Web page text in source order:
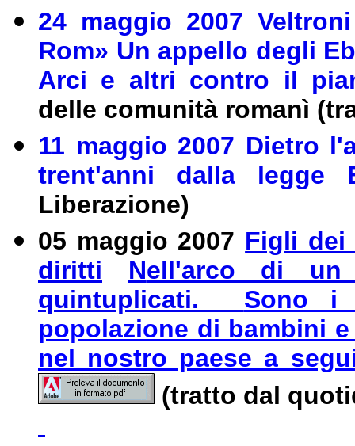
24 maggio 2007
Rom» Un appello degli
Arci e altri contro il
delle comunità romanì
11 maggio 2007 Dietro
trent'anni dalla legge
Liberazione)
05 maggio 2007 Figli dei
diritti
Nell'arco di un
quintuplicati. Sono i
popolazione di bambini
nel nostro paese a
(tratto dal